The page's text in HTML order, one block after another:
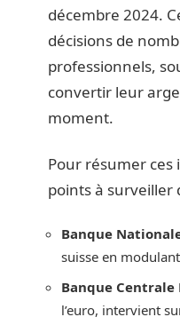
décembre 2024.
décisions de
professionnels,
convertir leur
moment.
Pour résumer ces
points à surveiller
Banque
suisse en
Banque Centrale
l’euro, intervient